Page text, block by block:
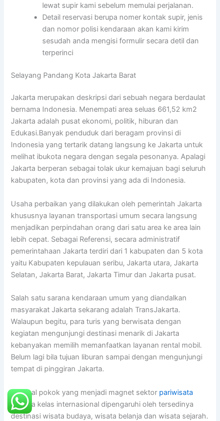
lewat supir kami sebelum memulai perjalanan.
Detail reservasi berupa nomer kontak supir, jenis
dan nomor polisi kendaraan akan kami kirim
sesudah anda mengisi formulir secara detil dan
terperinci
Selayang Pandang Kota Jakarta Barat
Jakarta merupakan deskripsi dari sebuah negara berdaulat
bernama Indonesia. Menempati area seluas 661,52 km2
Jakarta adalah pusat ekonomi, politik, hiburan dan
Edukasi.Banyak penduduk dari beragam provinsi di
Indonesia yang tertarik datang langsung ke Jakarta untuk
melihat ibukota negara dengan segala pesonanya. Apalagi
Jakarta berperan sebagai tolak ukur kemajuan bagi seluruh
kabupaten, kota dan provinsi yang ada di Indonesia.
Usaha perbaikan yang dilakukan oleh pemerintah Jakarta
khususnya layanan transportasi umum secara langsung
menjadikan perpindahan orang dari satu area ke area lain
lebih cepat. Sebagai Referensi, secara administratif
pemerintahaan Jakarta terdiri dari 1 kabupaten dan 5 kota
yaitu Kabupaten kepulauan seribu, Jakarta utara, Jakarta
Selatan, Jakarta Barat, Jakarta Timur dan Jakarta pusat.
Salah satu sarana kendaraan umum yang diandalkan
masyarakat Jakarta sekarang adalah TransJakarta.
Walaupun begitu, para turis yang berwisata dengan
kegiatan mengunjungi destinasi menarik di Jakarta
kebanyakan memilih memanfaatkan layanan rental mobil.
Belum lagi bila tujuan liburan sampai dengan mengunjungi
tempat di pinggiran Jakarta.
Tiga hal pokok yang menjadi magnet sektor pariwisata
Jakarta kelas internasional dipengaruhi oleh tersedinya
destinasi wisata budaya, wisata belanja dan wisata sejarah.